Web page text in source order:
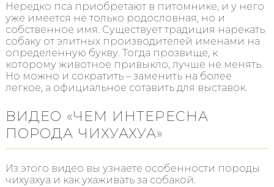
Нередко пса приобретают в питомнике, и у него
уже имеется не только родословная, но и
собственное имя. Существует традиция нарекать
собаку от элитных производителей именами на
определенную букву. Тогда прозвище, к
которому животное привыкло, лучше не менять.
Но можно и сократить – заменить на более
легкое, а официальное сотавить для выставок.
ВИДЕО «ЧЕМ ИНТЕРЕСНА
ПОРОДА ЧИХУАХУА»
Из этого видео вы узнаете особенности породы
чихуахуа и как ухаживать за собакой.